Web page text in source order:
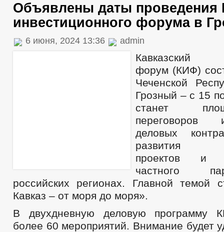
Объявлены даты проведения
инвестиционного форума в
6 июня, 2024 13:36 admin
Кавказский
форум (КИФ)
Чеченской
Грозный – с 15
станет
переговоров
деловых
развития
проектов и
частного
российских регионах. Главной темой
Кавказ – от моря до моря».
В двухдневную деловую программу
более 60 мероприятий. Внимание будет